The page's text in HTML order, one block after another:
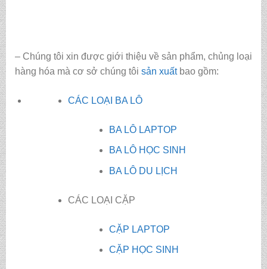
– Chúng tôi xin được giới thiệu về sản phẩm, chủng loại
hàng hóa mà cơ sở chúng tôi sản xuấtbao gồm:
CÁC LOẠI BA LÔ
BA LÔ LAPTOP
BA LÔ HỌC SINH
BA LÔ DU LỊCH
CÁC LOẠI CẶP
CẶP LAPTOP
CẶP HỌC SINH